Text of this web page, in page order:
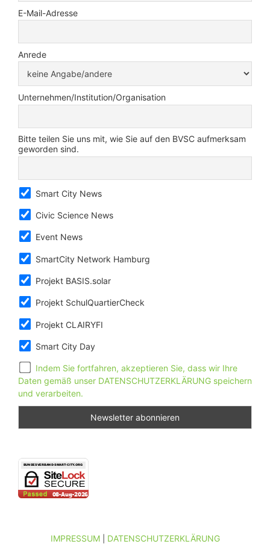
E-Mail-Adresse
Anrede
Unternehmen/Institution/Organisation
Bitte teilen Sie uns mit, wie Sie auf den BVSC aufmerksam
geworden sind.
Smart City News
Civic Science News
Event News
SmartCity Network Hamburg
Projekt BASIS.solar
Projekt SchulQuartierCheck
Projekt CLAIRYFI
Smart City Day
Indem Sie fortfahren, akzeptieren Sie, dass wir Ihre
Daten gemäß unser DATENSCHUTZERKLÄRUNG speichern
und verarbeiten.
IMPRESSUM| DATENSCHUTZERKLÄRUNG